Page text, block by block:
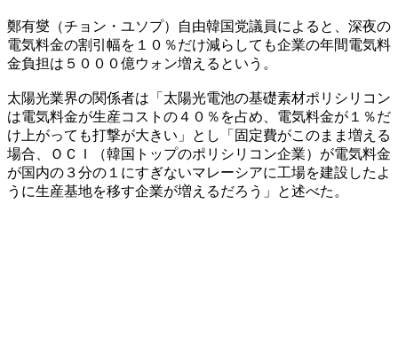
鄭有燮（チョン・ユソプ）自由韓国党議員によると、深夜の
電気料金の割引幅を１０％だけ減らしても企業の年間電気料
金負担は５０００億ウォン増えるという。
太陽光業界の関係者は「太陽光電池の基礎素材ポリシリコン
は電気料金が生産コストの４０％を占め、電気料金が１％だ
け上がっても打撃が大きい」とし「固定費がこのまま増える
場合、ＯＣＩ（韓国トップのポリシリコン企業）が電気料金
が国内の３分の１にすぎないマレーシアに工場を建設したよ
うに生産基地を移す企業が増えるだろう」と述べた。